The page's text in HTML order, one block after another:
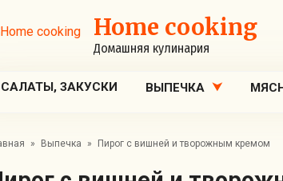
Home cooking
Домашняя кулинария
САЛАТЫ, ЗАКУСКИ ВЫПЕЧКА
» Выпечка » Пирог с вишней и творожным кремом